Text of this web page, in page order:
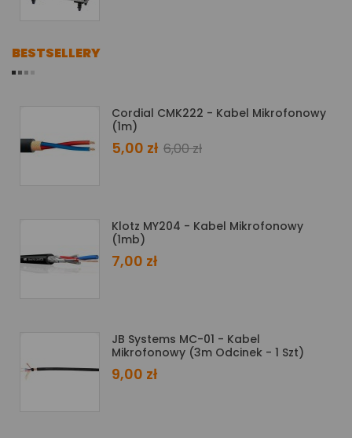
BESTSELLERY
Cordial CMK222 - Kabel Mikrofonowy
(1m)
5,00 zł 6,00 zł
Klotz MY204 - Kabel Mikrofonowy
(1mb)
7,00 zł
JB Systems MC-01 - Kabel
Mikrofonowy (3m Odcinek - 1 Szt)
9,00 zł